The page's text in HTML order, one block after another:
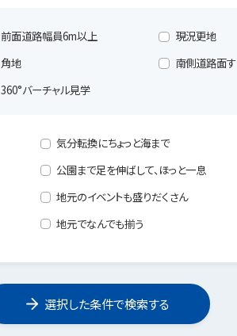
前面道路幅員6m以上 現況更地
角地 南側道路面す
360°バーチャル見学
気分転換にちょっと海まで
公園まで足を伸ばして、ほっと一息
地元のイベントも盛りだくさん
地元でなんでも揃う
選択した条件で検索する